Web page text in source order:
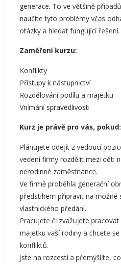
generace. To ve většině
naučíte tyto problémy včas
otázky a hledat fungující řešení.
Zaměření kurzu:
Konflikty
Přístupy k nástupnictví
Rozdělování podílu a majetku
Vnímání spravedlivosti
Kurz je právě pro vás, pokud:
Plánujete odejít z vedoucí
vedení firmy rozdělit mezi děti
nerodinné zaměstnance.
Ve firmě proběhla generační
předstihem připravit na možné
vlastnického předání.
Pracujete či zvažujete
majetku vaší rodiny a chcete
konfliktů.
Jste na rozcestí a přemýšlíte,